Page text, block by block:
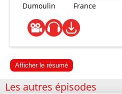
Dumoulin
France
Afficher le résumé
Les autres épisodes